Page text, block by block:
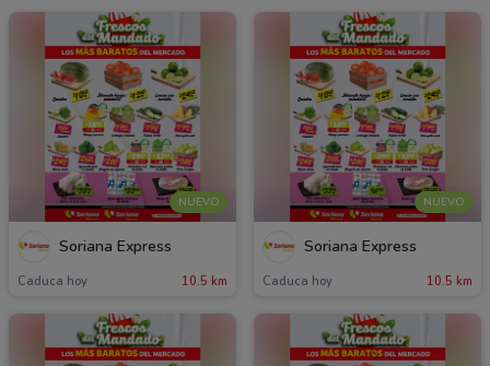
NUEVO
Soriana Express
Caduca hoy 10.5 km
NUEVO
Soriana Express
Caduca hoy 10.5 km